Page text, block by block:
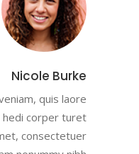
Nicole Burke
quis laore
hedi corper turet
consectetuer